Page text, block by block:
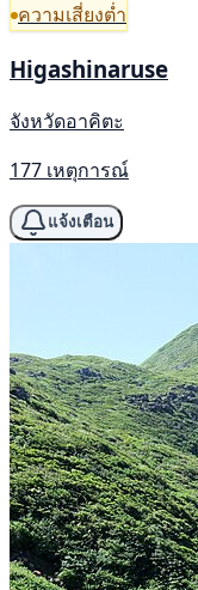
ความเสี่ยงต่ำ
Higashinaruse
จังหวัดอาคิตะ
177 เหตุการณ์
แจ้งเตือน